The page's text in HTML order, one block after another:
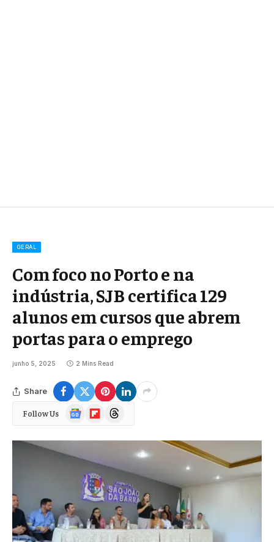
GERAL
Com foco no Porto e na
indústria, SJB certifica 129
alunos em cursos que abrem
portas para o emprego
junho 5, 2025 2 Mins Read
Share
Follow Us
Google
News
FlipboardThreads